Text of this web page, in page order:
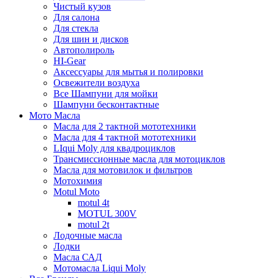
Чистый кузов
Для салона
Для стекла
Для шин и дисков
Автополироль
HI-Gear
Аксессуары для мытья и полировки
Освежители воздуха
Все Шампуни для мойки
Шампуни бесконтактные
Мото Масла
Масла для 2 тактной мототехники
Масла для 4 тактной мототехники
LIqui Moly для квадроциклов
Трансмиссионные масла для мотоциклов
Масла для мотовилок и фильтров
Мотохимия
Motul Moto
motul 4t
MOTUL 300V
motul 2t
Лодочные масла
Лодки
Масла САД
Мотомасла Liqui Moly